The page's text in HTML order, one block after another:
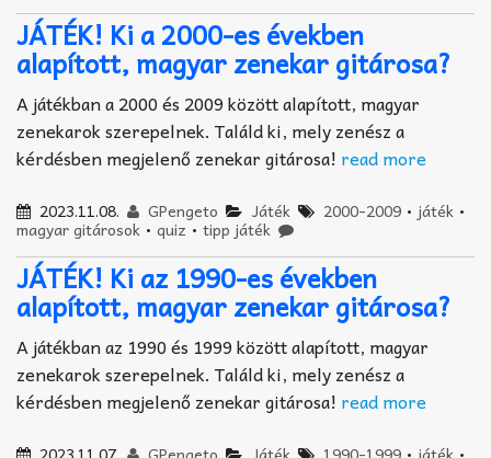
JÁTÉK! Ki a 2000-es években
alapított, magyar zenekar gitárosa?
A játékban a 2000 és 2009 között alapított, magyar
zenekarok szerepelnek. Találd ki, mely zenész a
kérdésben megjelenő zenekar gitárosa! read more
2023.11.08. GPengeto Játék 2000-2009• játék•
magyar gitárosok • quiz • tipp játék
JÁTÉK! Ki az 1990-es években
alapított, magyar zenekar gitárosa?
A játékban az 1990 és 1999 között alapított, magyar
zenekarok szerepelnek. Találd ki, mely zenész a
kérdésben megjelenő zenekar gitárosa! read more